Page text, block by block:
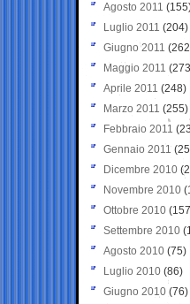
Agosto 2011
Luglio 2011 (204)
Giugno 2011
Maggio 2011
Aprile 2011 (248)
Marzo 2011 (255)
Febbraio 2011
Gennaio 2011
Dicembre 2010
Novembre 2010
Ottobre 2010
Settembre 2010
Agosto 2010 (75)
Luglio 2010 (86)
Giugno 2010 (76)